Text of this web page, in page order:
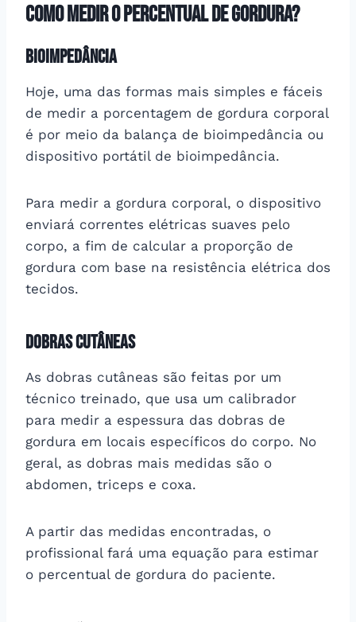
Como medir o percentual de gordura?
Bioimpedância
Hoje, uma das formas mais simples e fáceis
de medir a porcentagem de gordura corporal
é por meio da balança de bioimpedância ou
dispositivo portátil de bioimpedância.
Para medir a gordura corporal, o dispositivo
enviará correntes elétricas suaves pelo
corpo, a fim de calcular a proporção de
gordura com base na resistência elétrica dos
tecidos.
Dobras cutâneas
As dobras cutâneas são feitas por um
técnico treinado, que usa um calibrador
para medir a espessura das dobras de
gordura em locais específicos do corpo. No
geral, as dobras mais medidas são o
abdomen, triceps e coxa.
A partir das medidas encontradas, o
profissional fará uma equação para estimar
o percentual de gordura do paciente.